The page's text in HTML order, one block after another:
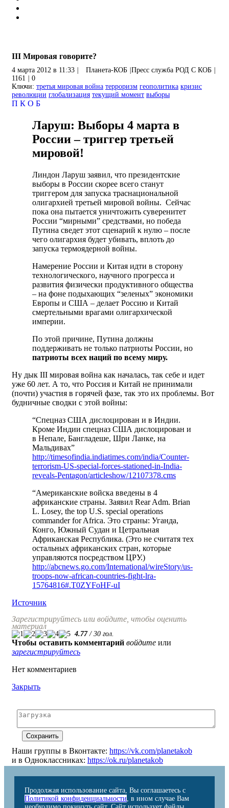
III Мировая говорите?
4 марта 2012 в 11:33 Планета-КОБ Пресс служба РОД С КОБ
1161
0
Ключи: третья мировая война терроризм геополитика кризис
революции глобализация текущий момент выборы
П К О Б
Ларуш: Выборы 4 марта в
России – триггер третьей
мировой!
Линдон Ларуш заявил, что президентские
выборы в России скорее всего станут
триггером для запуска траснациональной
олигархией третьей мировой войны. Сейчас
пока она пытается уничтожить суверенитет
России “мирными” средствами, но победа
Путина сведет этот сценарий к нулю – после
чего олигархия будет убивать, вплоть до
запуска термоядерной войны.
Намерение России и Китая идти в сторону
технологического, научного прогресса и
развития физически продуктивного общества
– на фоне подыхающих “зеленых” экономики
Европы и США – делает Россию и Китай
смертельными врагами олигархической
империи.
По этой причине, Путина должны
поддерживать не только патриоты России, но
патриоты всех наций по всему миру.
Ну дык III мировая война как началась, так себе и идет
уже 60 лет. А то, что Россия и Китай не принимали
(почти) участия в горячей фазе, так это их проблемы. Вот
будничные сводки с этой войны:
“Спецназ США дислоцирован и в Индии.
Кроме Индии спецназ США дислоцирован и
в Непале, Бангладеше, Шри Ланке, на
Мальдивах”
http://timesofindia.indiatimes.com/india/Counter-
terrorism-US-special-forces-stationed-in-India-
reveals-Pentagon/articleshow/12107378.cms
“Американские войска введены в 4
африканские страны. Заявил Rear Adm. Brian
L. Losey, the top U.S. special operations
commander for Africa. Это страны: Уганда,
Конго, Южный Судан и Цетральная
Африканская Республика. (Это не считатя тех
остальных африканских стран, которые
управляются посредством ЦРУ.)
http://abcnews.go.com/International/wireStory/us-
troops-now-african-countries-fight-lra-
15764816#.T0ZYFoHF-uI
Источник
Зарегистрируйтесь или войдите, чтобы оценить
материал
4.77/ 30 гол.
Чтобы оставить комментарий войдите или
зарегистрируйтесь
Нет комментариев
Закрыть
Наши группы в Вконтакте: https://vk.com/planetakob
и в Одноклассниках: https://ok.ru/planetakob
Продолжая использование сайта, Вы соглашаетесь с
Политикой конфиденциальности , в ином случае Вам